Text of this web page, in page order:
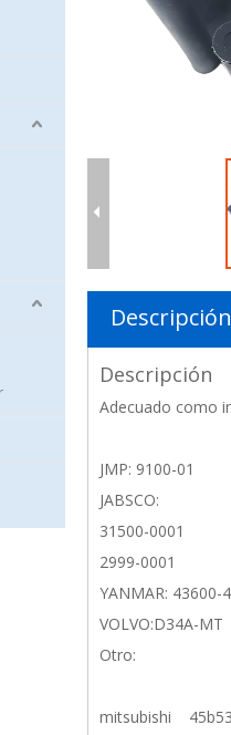
Descripción
Adecuado como
JMP: 9100-01
JABSCO:
31500-0001
2999-0001
YANMAR: 43600-
VOLVO:D34A-MT
Otro:
mitsubishi